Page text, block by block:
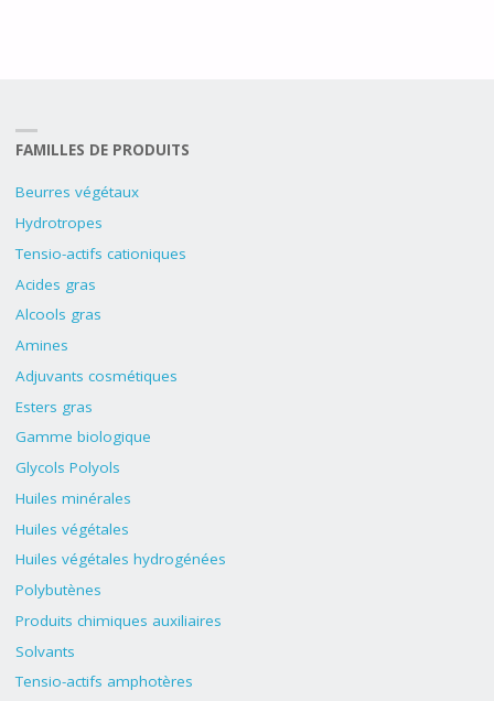
FAMILLES DE PRODUITS
Beurres végétaux
Hydrotropes
Tensio-actifs cationiques
Acides gras
Alcools gras
Amines
Adjuvants cosmétiques
Esters gras
Gamme biologique
Glycols Polyols
Huiles minérales
Huiles végétales
Huiles végétales hydrogénées
Polybutènes
Produits chimiques auxiliaires
Solvants
Tensio-actifs amphotères